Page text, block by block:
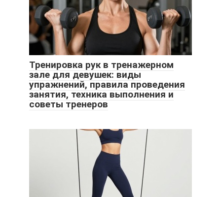
Тренировка рук в тренажерном
зале для девушек: виды
упражнений, правила проведения
занятия, техника выполнения и
советы тренеров